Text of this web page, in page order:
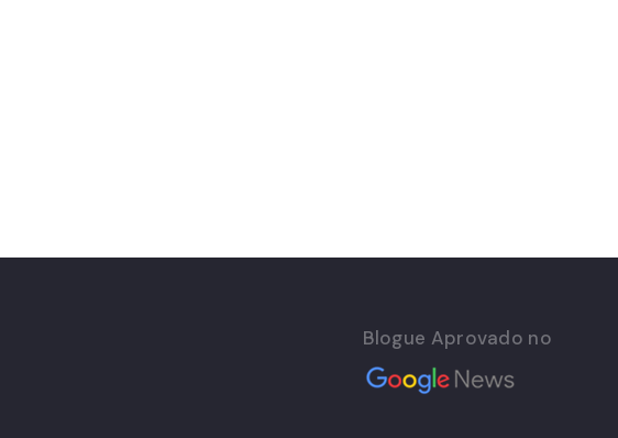
Blogue Aprovado no